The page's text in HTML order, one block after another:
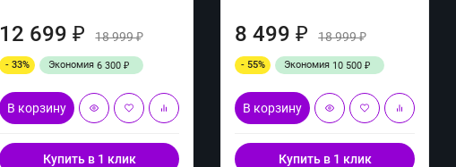
12 699₽ 18 999₽
- 33% Экономия6 300₽
В корзину
Купить в 1 клик
8 499₽ 18 999₽
- 55% Экономия 10 500₽
В корзину
Купить в 1 клик